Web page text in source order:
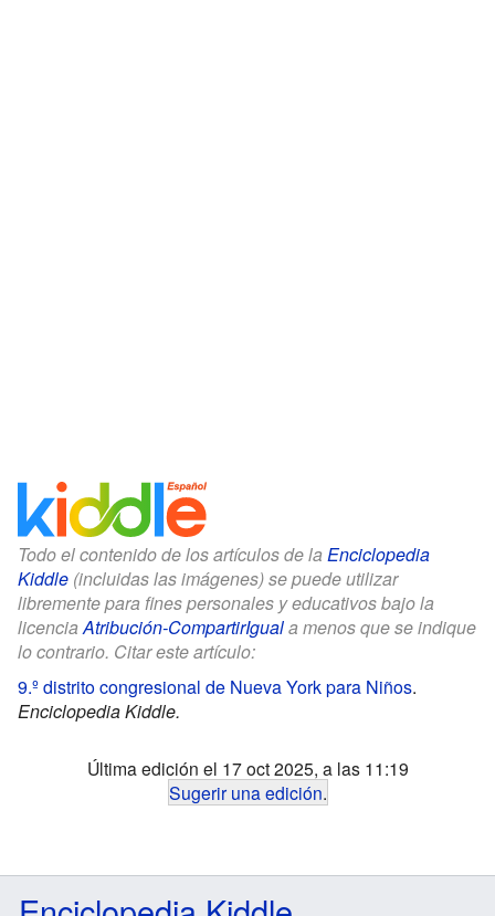
Todo el contenido de los artículos de la Enciclopedia
Kiddle (incluidas las imágenes) se puede utilizar
libremente para fines personales y educativos bajo la
licenciaAtribución-CompartirIguala menos que se indique
lo contrario. Citar este artículo:
9.º distrito congresional de Nueva York para Niños.
Enciclopedia Kiddle.
Última edición el 17 oct 2025, a las 11:19
Sugerir una edición.